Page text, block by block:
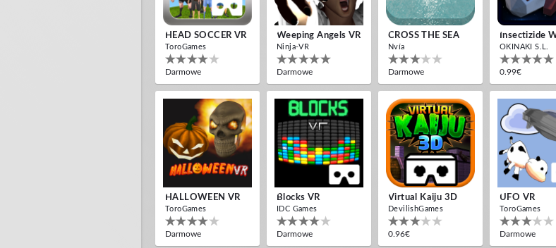
HEAD SOCCER VR
ToroGames
Darmowe
Weeping Angels VR
Ninja-VR
Darmowe
CROSS THE SEA
Nvía
Darmowe
OKINAKI S.L.
0.99€
HALLOWEEN VR
ToroGames
Darmowe
Blocks VR
IDC Games
Darmowe
Virtual Kaiju 3D
DevilishGames
0.96€
UFO VR
ToroGames
Darmowe